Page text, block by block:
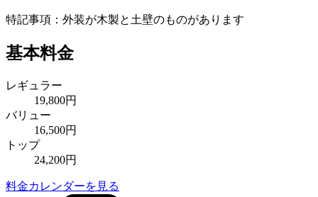
特記事項：外装が木製と土壁のものがあります
基本料金
レギュラー
19,800円
バリュー
16,500円
トップ
24,200円
料金カレンダーを見る